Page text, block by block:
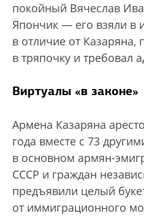
покойный Вячеслав
Япончик — его взяли в
в отличие от Казаряна,
в тряпочку и требовал
Виртуалы «в законе»
Армена Казаряна
года вместе с 73
в основном армян-
СССР и граждан
предъявили целый
от иммиграционного